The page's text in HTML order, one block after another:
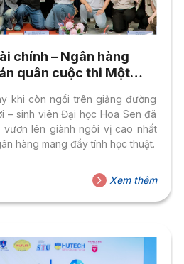
chính – Ngân hàng
quân cuộc thi Một
khi còn ngồi trên giảng đường
– sinh viên Đại học Hoa Sen đã
vươn lên giành ngôi vị cao nhất
hàng mang đầy tính học thuật.
Xem thêm